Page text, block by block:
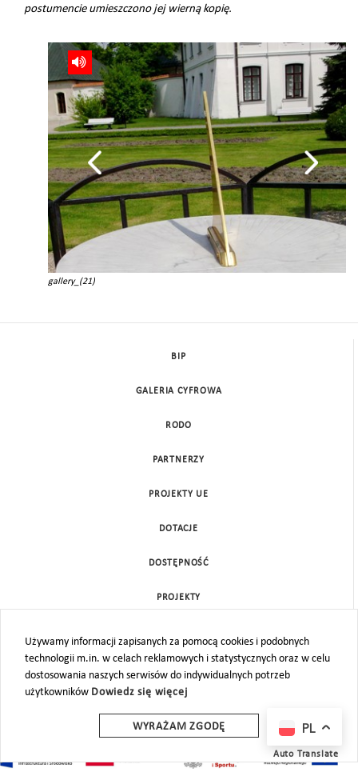
postumencie umieszczono jej wierną kopię.
gallery_(21)
Używamy informacji zapisanych za pomocą cookies i podobnych
technologii m.in. w celach reklamowych i statystycznych oraz w celu
dostosowania naszych serwisów do indywidualnych potrzeb
użytkowników Dowiedz się więcej
WYRAŻAM ZGODĘ
BIP
GALERIA CYFROWA
RODO
PARTNERZY
PROJEKTY UE
DOTACJE
DOSTĘPNOŚĆ
PROJEKTY
MAPA STRONY
PL
Auto Translate